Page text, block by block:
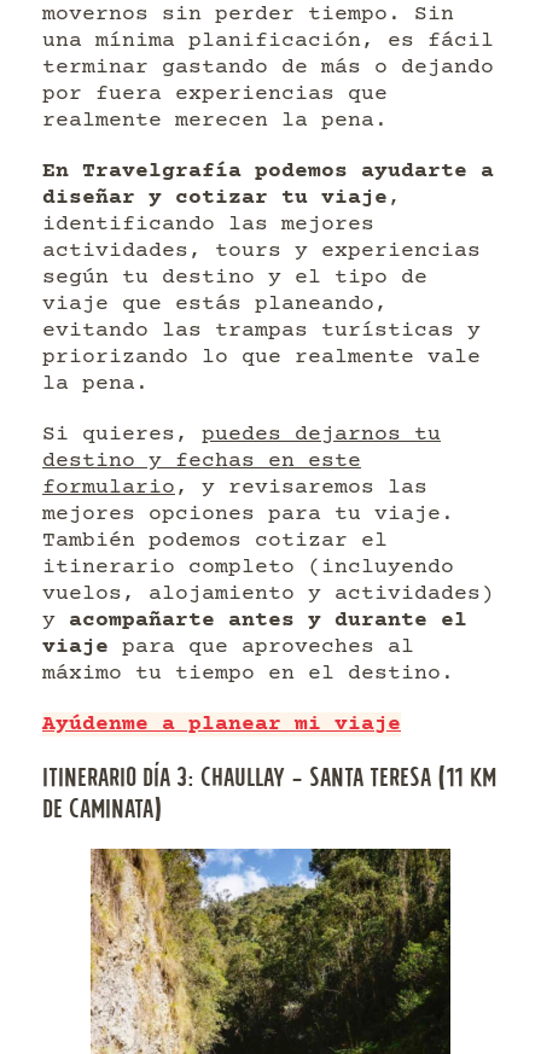
movernos sin perder tiempo. Sin
una mínima planificación, es fácil
terminar gastando de más o dejando
por fuera experiencias que
realmente merecen la pena.
En Travelgrafía podemos ayudarte a
diseñar y cotizar tu viaje ,
identificando las mejores
actividades, tours y experiencias
según tu destino y el tipo de
viaje que estás planeando,
evitando las trampas turísticas y
priorizando lo que realmente vale
la pena.
Si quieres, puedes dejarnos tu
destino y fechas en este
formulario , y revisaremos las
mejores opciones para tu viaje.
También podemos cotizar el
itinerario completo (incluyendo
vuelos, alojamiento y actividades)
y acompañarte antes y durante el
viaje para que aproveches al
máximo tu tiempo en el destino.
Ayúdenme a planear mi viaje
ITINERARIO DÍA 3: CHAULLAY – SANTA TERESA (11 KM
DE CAMINATA)